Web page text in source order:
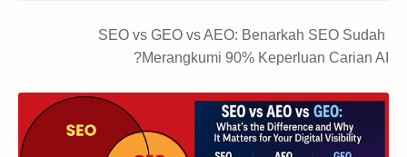
SEO vs GEO vs AEO: Benarkah SEO Sudah
Merangkumi 90% Keperluan Carian AI?